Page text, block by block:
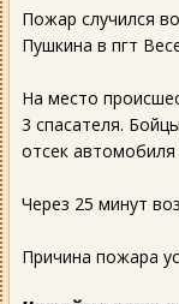
Пожар случился
Пушкина в пгт
На место
3 спасателя.
отсек
Через 25 минут
Причина пожара